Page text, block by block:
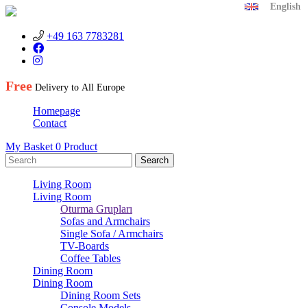
+49 163 7783281
Free Delivery to All Europe
English
Homepage
Contact
My Basket 0 Product
Living Room
Living Room
Oturma Grupları
Sofas and Armchairs
Single Sofa / Armchairs
TV-Boards
Coffee Tables
Dining Room
Dining Room
Dining Room Sets